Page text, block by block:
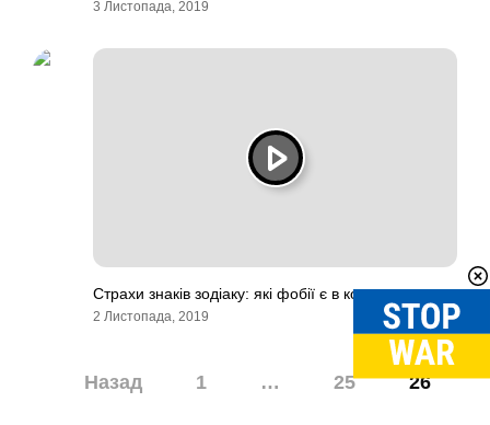
3 Листопада, 2019
Страхи знаків зодіаку: які фобії є в кожного
2 Листопада, 2019
НавігаціяНазад 1 … 25 26